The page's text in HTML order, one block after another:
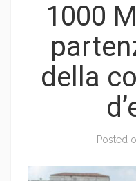
1000
della
Posted